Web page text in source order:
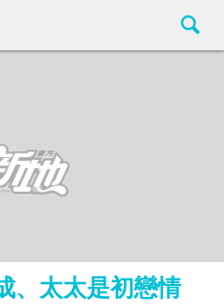
、太太是初戀情